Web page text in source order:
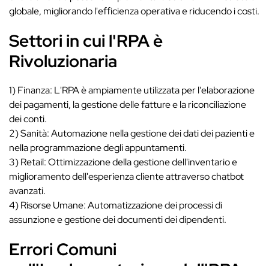
globale, migliorando l'efficienza operativa e riducendo i costi.
Settori in cui l'RPA è
Rivoluzionaria
1) Finanza: L'RPA è ampiamente utilizzata per l'elaborazione
dei pagamenti, la gestione delle fatture e la riconciliazione
dei conti.
2) Sanità: Automazione nella gestione dei dati dei pazienti e
nella programmazione degli appuntamenti.
3) Retail: Ottimizzazione della gestione dell'inventario e
miglioramento dell'esperienza cliente attraverso chatbot
avanzati.
4) Risorse Umane: Automatizzazione dei processi di
assunzione e gestione dei documenti dei dipendenti.
Errori Comuni